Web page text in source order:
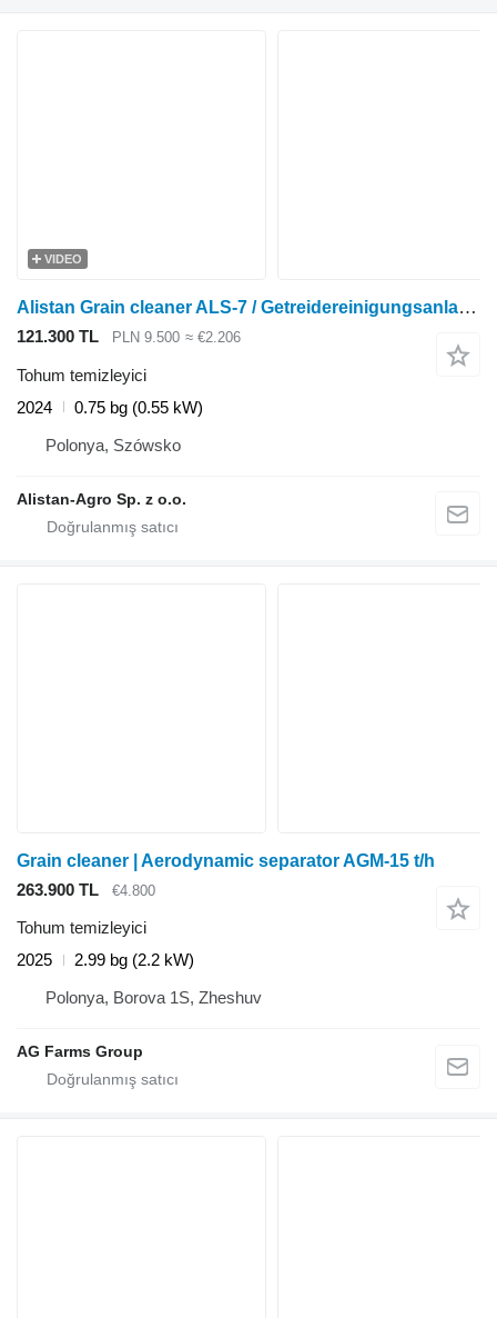
VIDEO
Alistan Grain cleaner ALS-7 / Getreidereinigungsanlage / Pulitore per ce
121.300 TL PLN 9.500 ≈ €2.206
Tohum temizleyici
2024
0.75 bg (0.55 kW)
Polonya, Szówsko
Alistan-Agro Sp. z o.o.
Grain cleaner | Aerodynamic separator AGM-15 t/h
263.900 TL
€4.800
Tohum temizleyici
2025
2.99 bg (2.2 kW)
Polonya, Borova 1S, Zheshuv
AG Farms Group